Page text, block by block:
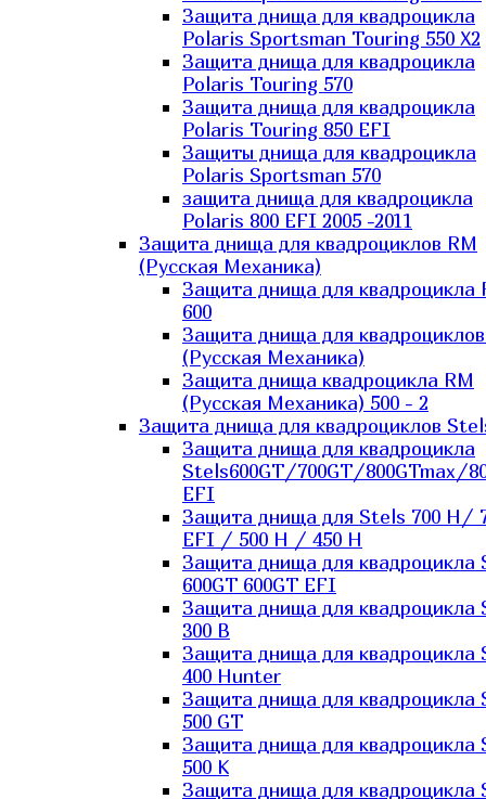
Защита днища для квадроцикла
Polaris Sportsman Touring 550 X2
Защита днища для квадроцикла
Polaris Touring 570
Защита днища для квадроцикла
Polaris Touring 850 EFI
Защиты днища для квадроцикла
Polaris Sportsman 570
защита днища для квадроцикла
Polaris 800 EFI 2005 -2011
Защита днища для квадроциклов RM
(Русская Механика)
Защита днища для квадроцикла
600
Защита днища для
(Русская Механика)
Защита днища квадроцикла RM
(Русская Механика) 500 - 2
Защита днища для квадроциклов
Защита днища для квадроцикла
Stels600GT/700GT/800GTmax/
EFI
Защита днища для Stels 700 H/
EFI / 500 H / 450 H
Защита днища для квадроцикла
600GT 600GT EFI
Защита днища для квадроцикла
300 B
Защита днища для квадроцикла
400 Hunter
Защита днища для квадроцикла
500 GT
Защита днища для квадроцикла
500 K
Защита днища для квадроцикла